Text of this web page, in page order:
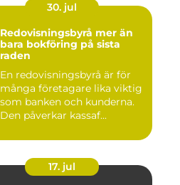
30. jul
Redovisningsbyrå mer än
bara bokföring på sista
raden
En redovisningsbyrå är för
många företagare lika viktig
som banken och kunderna.
Den påverkar kassaf...
17. jul